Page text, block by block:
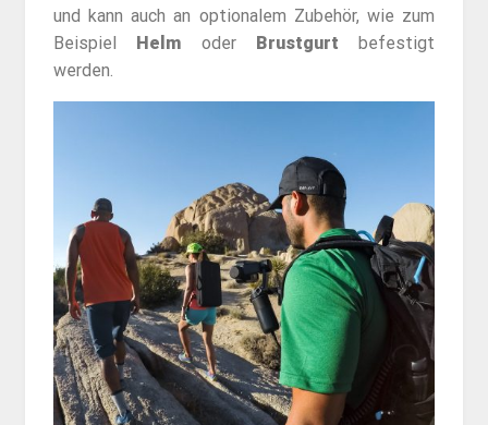
und kann auch an optionalem Zubehör, wie zum
Beispiel Helm oder Brustgurt befestigt
werden.